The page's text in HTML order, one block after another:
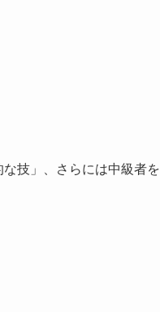
技」、さらには中級者を